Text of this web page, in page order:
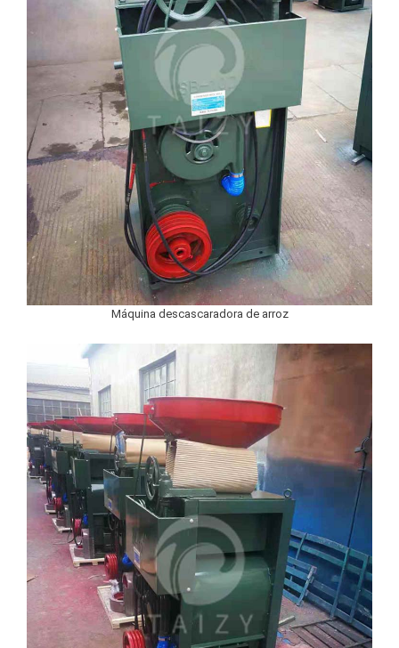
Máquina descascaradora de arroz